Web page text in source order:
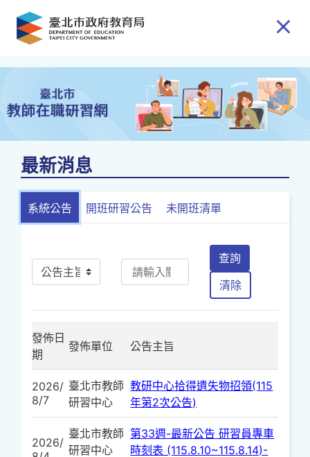
跳到主要內容
最新消息
系統公告 開班研習公告 未開班清單
查詢
清除
發佈日
期
發佈單位 公告主旨
2026/
8/7
臺北市教師
研習中心
教研中心拾得遺失物招領(115
年第2次公告)
2026/
臺北市教師
研習中心
第33週-最新公告 研習員專車
時刻表 (115.8.10~115.8.14)-